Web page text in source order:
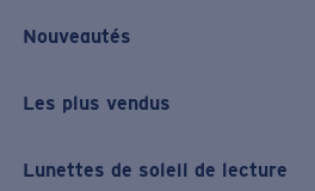
Nouveautés
Les plus vendus
Lunettes de soleil de lecture